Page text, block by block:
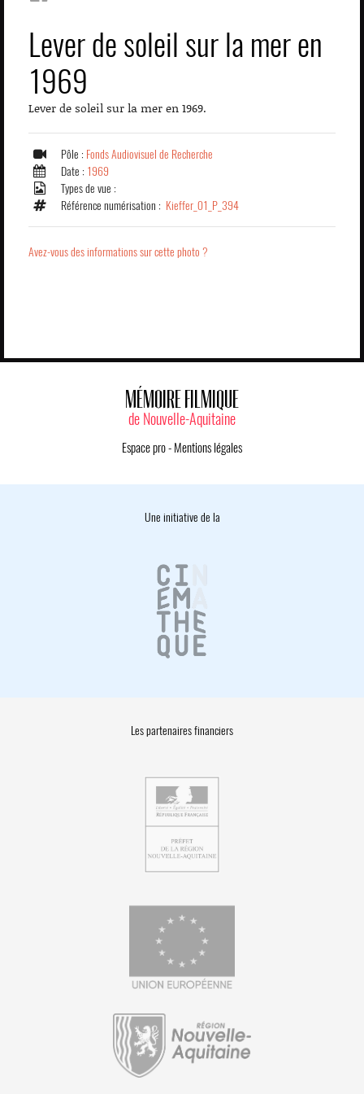
Lever de soleil sur la mer en
1969
Lever de soleil sur la mer en 1969.
Pôle : Fonds Audiovisuel de Recherche
Date : 1969
Types de vue :
Référence numérisation : Kieffer_01_P_394
Avez-vous des informations sur cette photo ?
MÉMOIRE FILMIQUE
de Nouvelle-Aquitaine
Espace pro- Mentions légales
Une initiative de la
Les partenaires financiers